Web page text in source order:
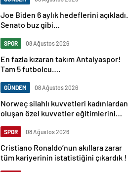
Joe Biden 6 aylık hedeflerini açıkladı.
Senato buz gibi…
SPOR 08 Ağustos 2026
En fazla kızaran takım Antalyaspor!
Tam 5 futbolcu….
GÜNDEM 08 Ağustos 2026
Norweç silahlı kuvvetleri kadınlardan
oluşan özel kuvvetler eğitimlerini
SPOR 08 Ağustos 2026
Cristiano Ronaldo’nun akıllara zarar
tüm kariyerinin istatistiğini çıkardık !